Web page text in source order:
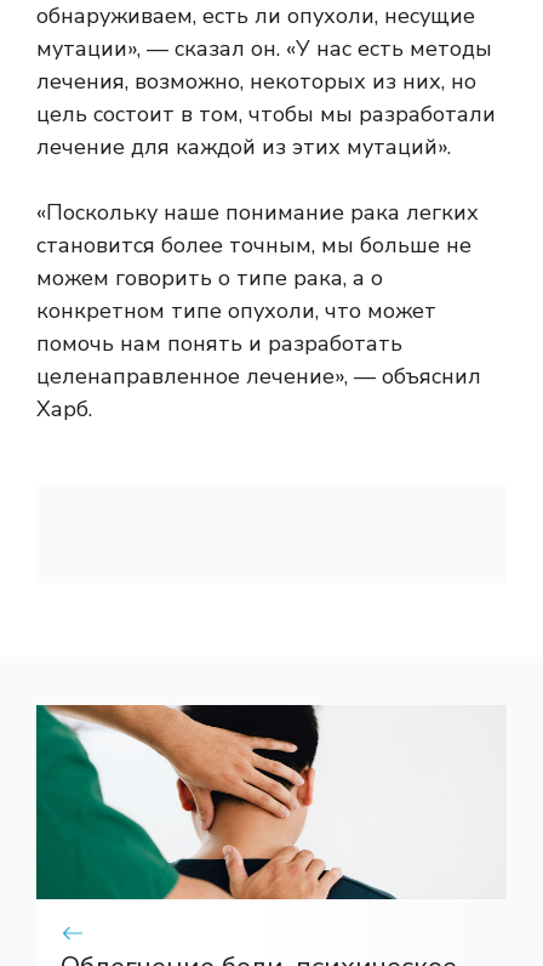
обнаруживаем, есть ли опухоли, несущие
мутации», — сказал он. «У нас есть методы
лечения, возможно, некоторых из них, но
цель состоит в том, чтобы мы разработали
лечение для каждой из этих мутаций».
«Поскольку наше понимание рака легких
становится более точным, мы больше не
можем говорить о типе рака, а о
конкретном типе опухоли, что может
помочь нам понять и разработать
целенаправленное лечение», — объяснил
Харб.